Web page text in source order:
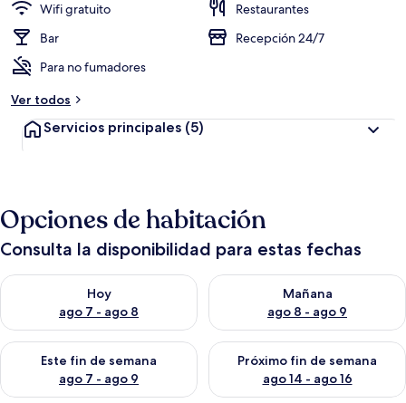
Wifi gratuito
Restaurantes
Bar
Recepción 24/7
Para no fumadores
Ver todos
Servicios principales (5)
Opciones de habitación
Consulta la disponibilidad para estas fechas
Hoy
ago 7 - ago 8
Consulta la disponibilidad para hoy ago 7 - ago 8
Mañana
ago 8 - ago 9
Consulta la disponibilidad
Este fin de semana
ago 7 - ago 9
Consulta la disponibilidad para este fin de semana ago 7 -
Próximo fin de semana
ago 14 - ago 16
Consulta la disponibilidad